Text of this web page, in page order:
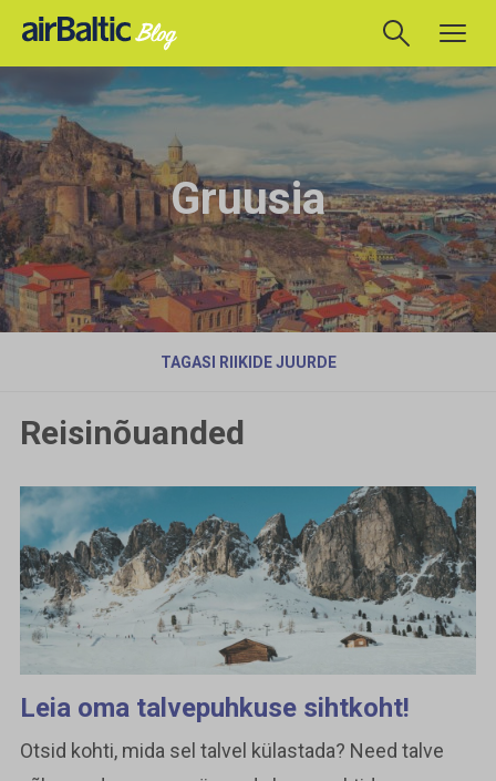
Gruusia
TAGASI RIIKIDE JUURDE
Reisinõuanded
Leia oma talvepuhkuse sihtkoht!
Otsid kohti, mida sel talvel külastada? Need talve